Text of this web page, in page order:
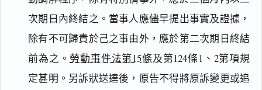
次期日內終結之。當事人應儘早提出事實及證據，
除有不可歸責於己之事由外，應於第二次期日終結
前為之。 勞動事件法第15條及第124條1、2第項規
定甚明。另訴狀送達後，原告不得將原訴變更或追